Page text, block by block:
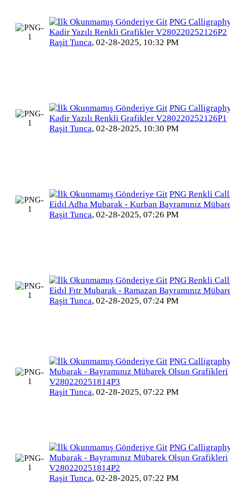
PNG
Kadir Yazılı Renkli Grafikler V280220252126P2
Raşit Tunca, 02-28-2025, 10:32 PM
PNG
Kadir Yazılı Renkli Grafikler V280220252126P1
Raşit Tunca, 02-28-2025, 10:30 PM
PNG Renkli
Eidıl Adha Mubarak - Kurban Bayramınız
Raşit Tunca, 02-28-2025, 07:26 PM
PNG Renkli
Eidıl Fıtr Mubarak - Ramazan Bayramınız
Raşit Tunca, 02-28-2025, 07:24 PM
PNG
Mubarak - Bayramınız Mübarek Olsun Grafikleri
V280220251814P3
Raşit Tunca, 02-28-2025, 07:22 PM
PNG
Mubarak - Bayramınız Mübarek Olsun Grafikleri
V280220251814P2
Raşit Tunca, 02-28-2025, 07:22 PM